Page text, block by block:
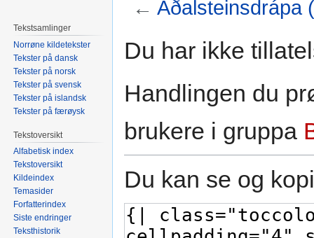
← Aðalsteinsdrápa
Du har ikke
Handlingen du
brukere i gruppa
Du kan se og
Tekstsamlinger
Norrøne kildetekster
Tekster på dansk
Tekster på norsk
Tekster på svensk
Tekster på islandsk
Tekster på færøysk
Tekstoversikt
Alfabetisk index
Tekstoversikt
Kildeindex
Temasider
Forfatterindex
Siste endringer
Teksthistorik